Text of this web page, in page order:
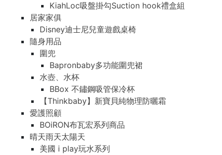
KiahLoc吸盤掛勾Suction hook禮盒組
居家家俱
Disney迪士尼兒童遊戲桌椅
隨身用品
圍兜
Bapronbaby多功能圍兜裙
水壺、水杯
BBox 不鏽鋼吸管保冷杯
【Thinkbaby】新寶貝純物理防曬霜
愛護照顧
BOiRON布瓦宏系列商品
晴天雨天太陽天
美國 i play玩水系列